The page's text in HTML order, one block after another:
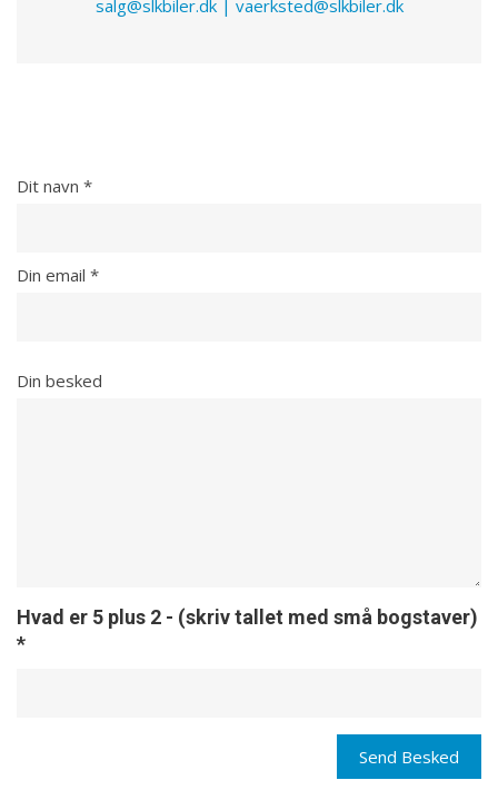
salg@slkbiler.dk | vaerksted@slkbiler.dk
Dit navn *
Din email *
Din besked
Hvad er 5 plus 2 - (skriv tallet med små bogstaver)
*
Send Besked